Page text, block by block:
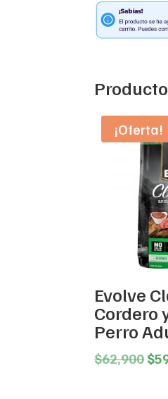
¡Oferta!
Evolve
Cordero
Perro
$62,900$